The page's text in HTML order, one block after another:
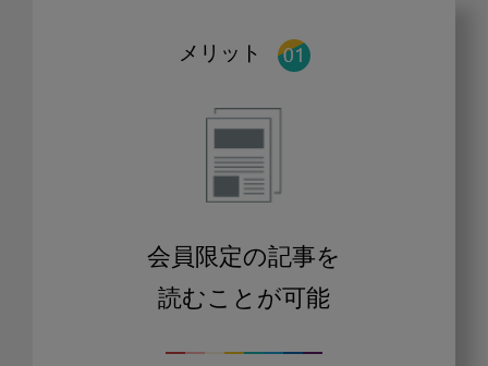
メリット
会員限定の記事を
読むことが可能